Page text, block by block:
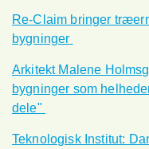
Re-Claim bringer
bygninger
Arkitekt Malene
bygninger som
dele"
Teknologisk Institut: